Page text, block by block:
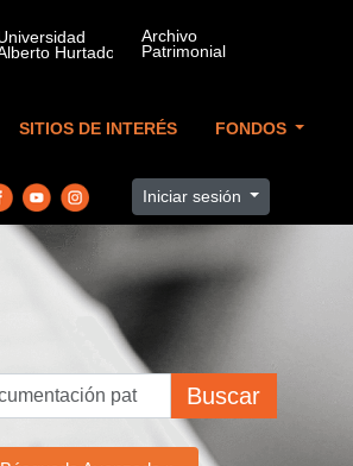
SITIOS DE INTERÉS FONDOS
Iniciar sesión
Buscar